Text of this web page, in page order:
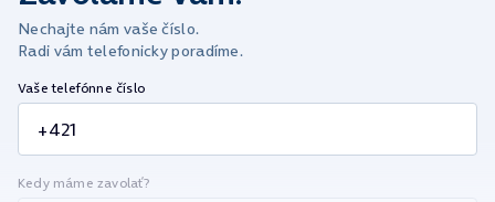
Nechajte nám vaše číslo.
Radi vám telefonicky poradíme.
Vaše telefónne číslo
Kedy máme zavolať?